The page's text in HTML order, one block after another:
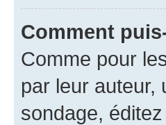
Comment
Comme pour
par leur auteur,
sondage,